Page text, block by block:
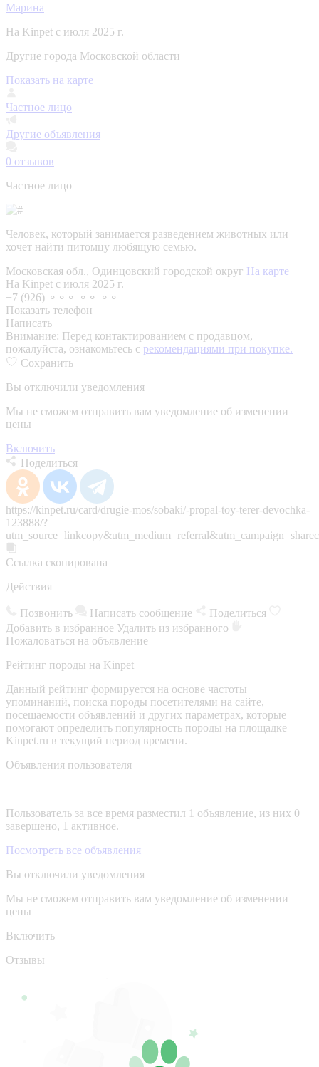
Марина
На Kinpet c июля 2025 г.
Другие города Московской области
Показать на карте
Частное лицо
Другие объявления
0 отзывов
Частное лицо
Человек, который занимается разведением животных или
хочет найти питомцу любящую семью.
Московская обл., Одинцовский городской округ На карте
На Kinpet c июля 2025 г.
+7 (926) ⚬⚬⚬ ⚬⚬ ⚬⚬
Показать телефон
Написать
Внимание: Перед контактированием с продавцом,
пожалуйста, ознакомьтесь с рекомендациями при покупке.
Сохранить
Вы отключили уведомления
Мы не сможем отправить вам уведомление об изменении
цены
Включить
Поделиться
https://kinpet.ru/card/drugie-mos/sobaki/-propal-toy-terer-devochka-
123888/?
Ссылка скопирована
Действия
Позвонить Написать сообщение
Поделиться
Добавить в избранное Удалить из избранного
Пожаловаться на объявление
Рейтинг породы на Kinpet
Данный рейтинг формируется на основе частоты
упоминаний, поиска породы посетителями на сайте,
посещаемости объявлений и других параметрах, которые
помогают определить популярность породы на площадке
Kinpet.ru в текущий период времени.
Объявления пользователя
Пользователь за все время разместил 1 объявление, из них 0
завершено, 1 активное.
Посмотреть все объявления
Вы отключили уведомления
Мы не сможем отправить вам уведомление об изменении
цены
Включить
Отзывы